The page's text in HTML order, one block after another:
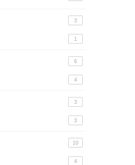
3
1
6
4
3
3
10
4